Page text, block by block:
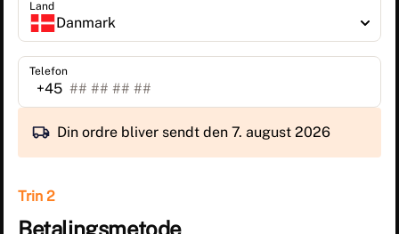
Land
Danmark
Telefon
+45
Din ordre bliver sendt den 7. august 2026
Trin 2
Betalingsmetode